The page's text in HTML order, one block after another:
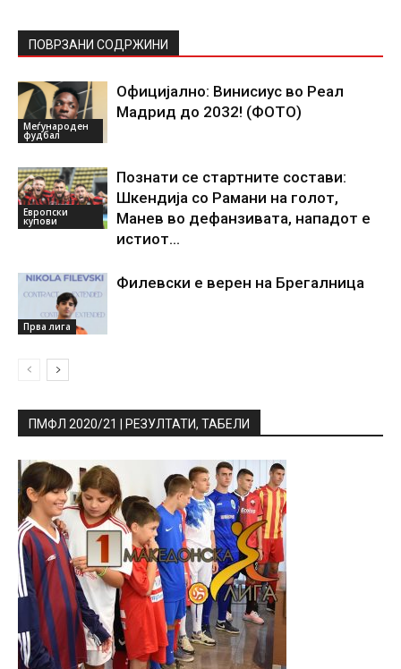
ПОВРЗАНИ СОДРЖИНИ
Меѓународен
фудбал
Официјално: Винисиус во Реал
Мадрид до 2032! (ФОТО)
Европски
купови
Познати се стартните состави:
Шкендија со Рамани на голот,
Манев во дефанзивата, нападот е
истиот…
Прва лига
Филевски е верен на Брегалница
ПМФЛ 2020/21 | РЕЗУЛТАТИ, ТАБЕЛИ